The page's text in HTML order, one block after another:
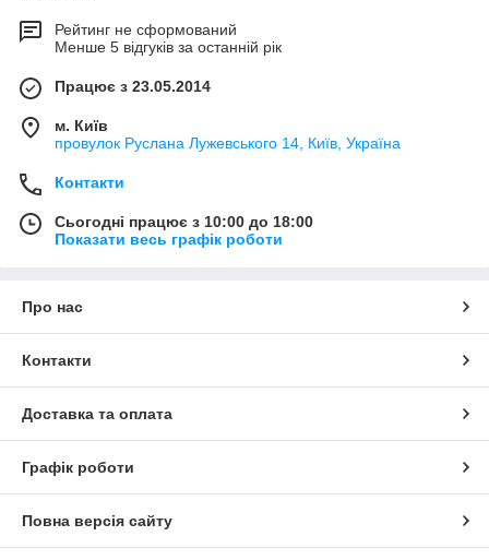
Рейтинг не сформований
Менше 5 відгуків за останній рік
Працює з 23.05.2014
м. Київ
провулок Руслана Лужевського 14, Київ, Україна
Контакти
Сьогодні працює з 10:00 до 18:00
Показати весь графік роботи
Про нас
Контакти
Доставка та оплата
Графік роботи
Повна версія сайту